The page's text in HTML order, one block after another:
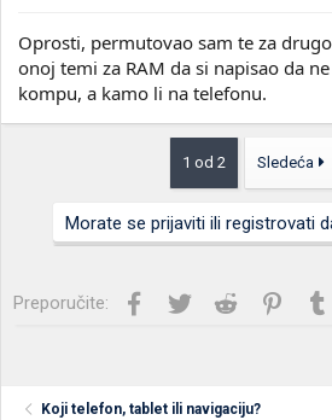
Oprosti, permutovao sam te za
onoj temi za RAM da si napisao da
kompu, a kamo li na telefonu.
1 od 2 Sledeća
Morate se prijaviti ili registrovati
Preporučite: Facebook
Twitter Reddit
Koji telefon, tablet ili navigaciju?